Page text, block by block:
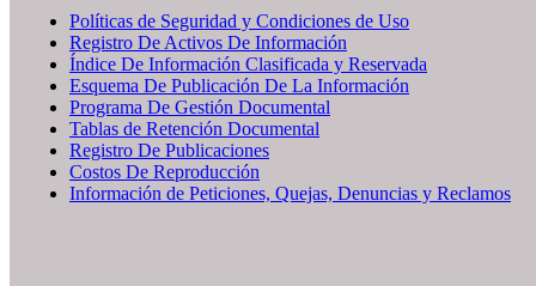
Políticas de Seguridad y Condiciones de Uso
Registro De Activos De Información
Índice De Información Clasificada y Reservada
Esquema De Publicación De La Información
Programa De Gestión Documental
Tablas de Retención Documental
Registro De Publicaciones
Costos De Reproducción
Información de Peticiones, Quejas, Denuncias y Reclamos